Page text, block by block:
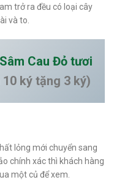
trở ra đều có loại cây
và to.
Cau Đỏ tươi
ký tặng 3 ký)
lỏng mới chuyển sang
chính xác thì khách hàng
một củ để xem.